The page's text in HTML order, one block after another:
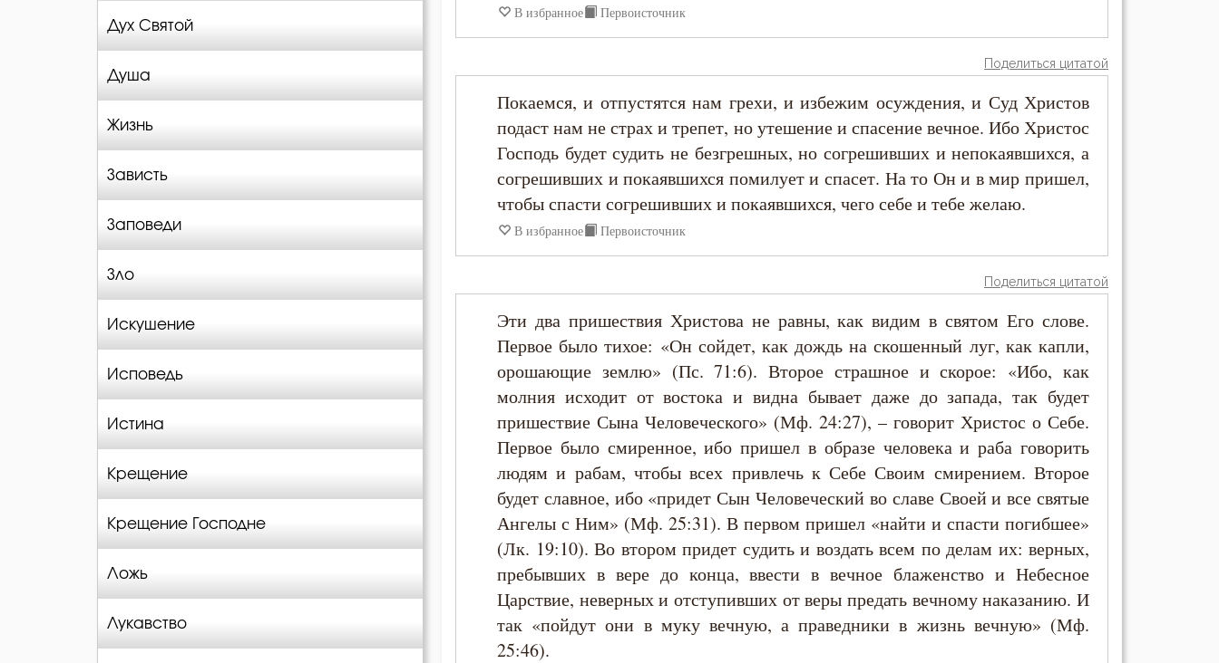
Дух Святой
Душа
Жизнь
Зависть
Заповеди
Зло
Искушение
Исповедь
Истина
Крещение
Крещение Господне
Ложь
Лукавство
Феофан Затворник
В избранное Первоисточник
Поделиться цитатой
Покаемся, и отпустятся нам грехи, и избежим осуждения, и Суд Христов
подаст нам не страх и трепет, но утешение и спасение вечное. Ибо Христос
Господь будет судить не безгрешных, но согрешивших и непокаявшихся, а
согрешивших и покаявшихся помилует и спасет. На то Он и в мир пришел,
чтобы спасти согрешивших и покаявшихся, чего себе и тебе желаю.
В избранное Первоисточник
Поделиться цитатой
Эти два пришествия Христова не равны, как видим в святом Его слове.
Первое было тихое: «Он сойдет, как дождь на скошенный луг, как капли,
орошающие землю» (Пс. 71:6). Второе страшное и скорое: «Ибо, как
молния исходит от востока и видна бывает даже до запада, так будет
пришествие Сына Человеческого» (Мф. 24:27), – говорит Христос о Себе.
Первое было смиренное, ибо пришел в образе человека и раба говорить
людям и рабам, чтобы всех привлечь к Себе Своим смирением. Второе
будет славное, ибо «придет Сын Человеческий во славе Своей и все святые
Ангелы с Ним» (Мф. 25:31). В первом пришел «найти и спасти погибшее»
(Лк. 19:10). Во втором придет судить и воздать всем по делам их: верных,
пребывших в вере до конца, ввести в вечное блаженство и Небесное
Царствие, неверных и отступивших от веры предать вечному наказанию. И
так «пойдут они в муку вечную, а праведники в жизнь вечную» (Мф.
25:46).